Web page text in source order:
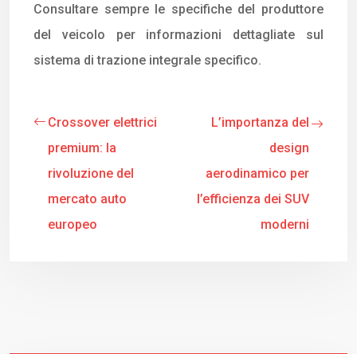
Consultare sempre le specifiche del produttore
del veicolo per informazioni dettagliate sul
sistema di trazione integrale specifico.
Crossover elettrici
premium: la
rivoluzione del
mercato auto
europeo
L’importanza del
design
aerodinamico per
l’efficienza dei SUV
moderni